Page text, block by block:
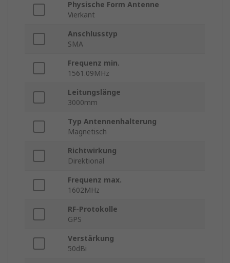
Physische Form Antenne
Vierkant
Anschlusstyp
SMA
Frequenz min.
1561.09MHz
Leitungslänge
3000mm
Typ Antennenhalterung
Magnetisch
Richtwirkung
Direktional
Frequenz max.
1602MHz
RF-Protokolle
GPS
Verstärkung
50dBi